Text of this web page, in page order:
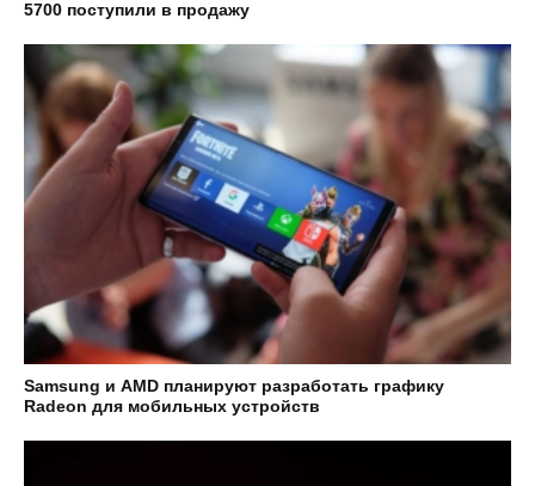
5700 поступили в продажу
Samsung и AMD планируют разработать графику
Radeon для мобильных устройств